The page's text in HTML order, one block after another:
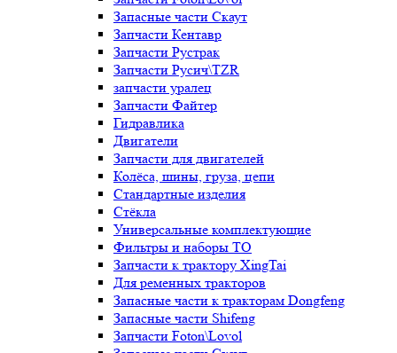
Запасные части Скаут
Запчасти Кентавр
Запчасти Рустрак
Запчасти Русич\TZR
запчасти уралец
Запчасти Файтер
Гидравлика
Двигатели
Запчасти для двигателей
Колёса, шины, груза, цепи
Стандартные изделия
Стёкла
Универсальные комплектующие
Фильтры и наборы ТО
Запчасти к трактору XingTai
Для ременных тракторов
Запасные части к тракторам Dongfeng
Запасные части Shifeng
Запчасти Foton\Lovol